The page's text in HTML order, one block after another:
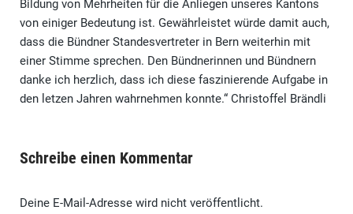
Bildung von Mehrheiten für die Anliegen unseres Kantons
von einiger Bedeutung ist. Gewährleistet würde damit auch,
dass die Bündner Standesvertreter in Bern weiterhin mit
einer Stimme sprechen. Den Bündnerinnen und Bündnern
danke ich herzlich, dass ich diese faszinierende Aufgabe in
den letzen Jahren wahrnehmen konnte.“ Christoffel Brändli
Schreibe einen Kommentar
Deine E-Mail-Adresse wird nicht veröffentlicht.